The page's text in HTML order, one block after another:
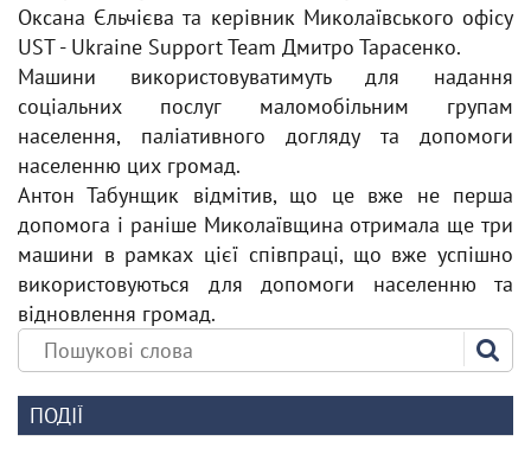
Оксана Єльчієва та керівник Миколаївського офісу
UST - Ukraine Support Team Дмитро Тарасенко.
Машини використовуватимуть для надання
соціальних послуг маломобільним групам
населення, паліативного догляду та допомоги
населенню цих громад.
Антон Табунщик відмітив, що це вже не перша
допомога і раніше Миколаївщина отримала ще три
машини в рамках цієї співпраці, що вже успішно
використовуються для допомоги населенню та
відновлення громад.
ПОДІЇ